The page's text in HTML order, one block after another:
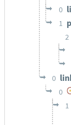
0
1
2
0
0
1